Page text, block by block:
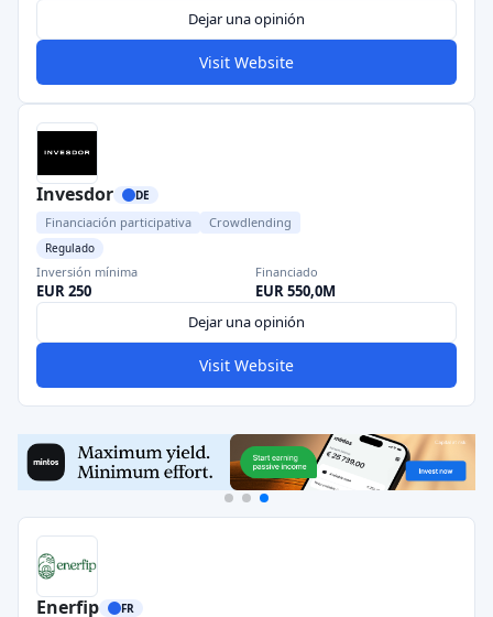
Dejar una opinión
Visit Website
Invesdor DE
Financiación participativa Crowdlending
Regulado
Inversión mínima
EUR 250
Financiado
EUR 550,0M
Dejar una opinión
Visit Website
Enerfip FR